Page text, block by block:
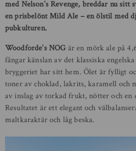
med Nelson’s Revenge, breddar nu sitt
en prisbelönt Mild Ale – en ölstil med
pubkulturen.
Woodforde’s NOGär en mörk ale på
fångar känslan av det klassiska
bryggeriet har sitt hem. Ölet är fylligt
toner av choklad, lakrits, karamell och
av inslag av torkad frukt, nötter och en
Resultatet är ett elegant och
maltkaraktär och låg beska.